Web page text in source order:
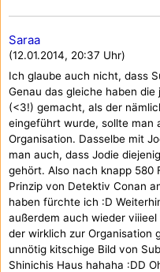
Saraa
(12.01.2014, 20:37 Uhr)
Ich glaube auch nicht, dass
Genau das gleiche haben
(<3!) gemacht, als der
eingeführt wurde, sollte man
Organisation. Dasselbe mit
man auch, dass Jodie
gehört. Also nach knapp 580
Prinzip von Detektiv Conan
haben fürchte ich :D
außerdem auch wieder
der wirklich zur Organisation
unnötig kitschige Bild von
Shinichis Haus hahaha :DD